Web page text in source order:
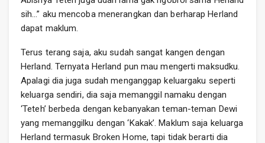
sih…” aku mencoba menerangkan dan berharap Herland
dapat maklum.
Terus terang saja, aku sudah sangat kangen dengan
Herland. Ternyata Herland pun mau mengerti maksudku.
Apalagi dia juga sudah menganggap keluargaku seperti
keluarga sendiri, dia saja memanggil namaku dengan
‘Teteh’ berbeda dengan kebanyakan teman-teman Dewi
yang memanggilku dengan ‘Kakak’. Maklum saja keluarga
Herland termasuk Broken Home, tapi tidak berarti dia